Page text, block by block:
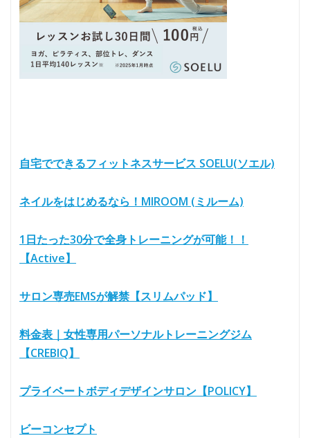
自宅でできるフィットネスサービス SOELU(ソエル)
ネイルをはじめるなら！MIROOM (ミルーム)
1日たった30分で全身トレーニングが可能！！
【Active】
サロン専売EMSが解禁【スリムパッド】
料金表｜女性専用パーソナルトレーニングジム
【CREBIQ】
プライベートボディデザインサロン【POLICY】
ビーコンセプト